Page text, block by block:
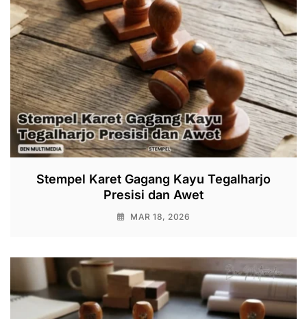
Stempel Karet Gagang Kayu Tegalharjo
Presisi dan Awet
MAR 18, 2026